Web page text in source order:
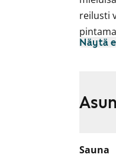
reilusti
tila ja
Näytä
Sauna